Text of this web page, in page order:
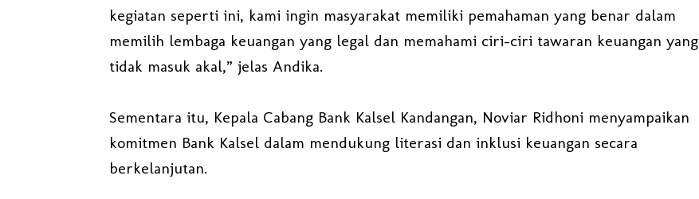
kegiatan seperti ini, kami ingin masyarakat memiliki pemahaman yang benar dalam
memilih lembaga keuangan yang legal dan memahami ciri-ciri tawaran keuangan yang
tidak masuk akal,” jelas Andika.
Sementara itu, Kepala Cabang Bank Kalsel Kandangan, Noviar Ridhoni menyampaikan
komitmen Bank Kalsel dalam mendukung literasi dan inklusi keuangan secara
berkelanjutan.